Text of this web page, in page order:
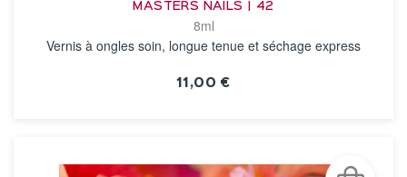
MASTERS NAILS | 42
8ml
Vernis à ongles soin, longue tenue et séchage express
11,00 €